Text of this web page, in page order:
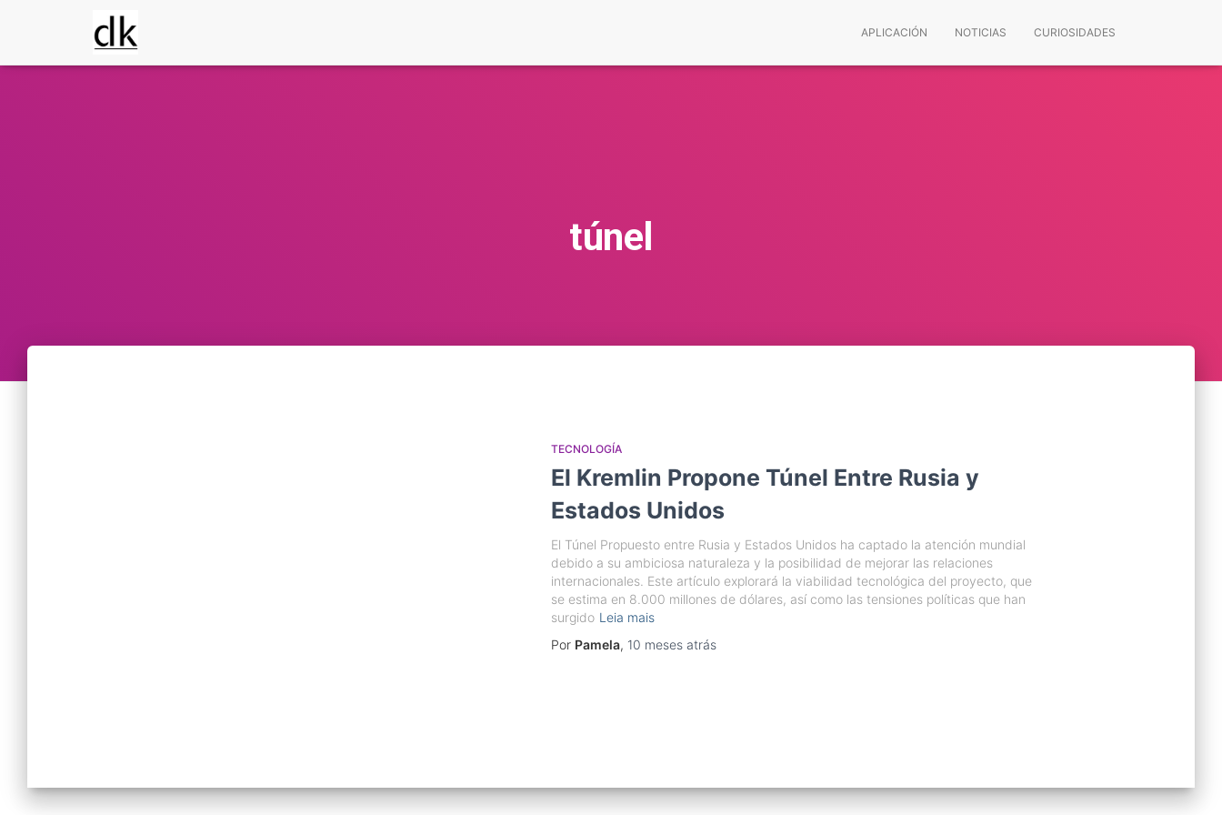
APLICACIÓN NOTICIAS CURIOSIDADES
túnel
TECNOLOGÍA
El Kremlin Propone Túnel Entre Rusia y
Estados Unidos
El Túnel Propuesto entre Rusia y Estados Unidos ha captado la atención mundial
debido a su ambiciosa naturaleza y la posibilidad de mejorar las relaciones
internacionales. Este artículo explorará la viabilidad tecnológica del proyecto, que
se estima en 8.000 millones de dólares, así como las tensiones políticas que han
surgido Leia mais
Por Pamela, 10 mesesatrás